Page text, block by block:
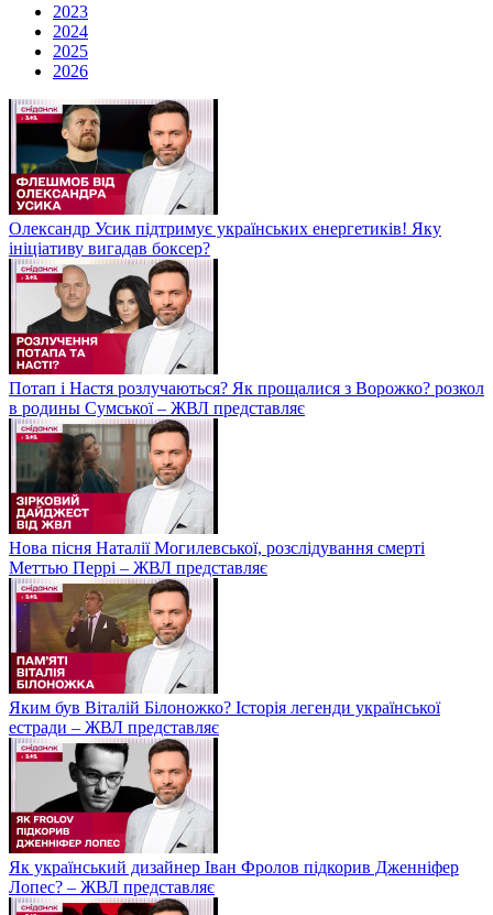
2023
2024
2025
2026
Олександр Усик підтримує українських енергетиків! Яку
ініціативу вигадав боксер?
Потап і Настя розлучаються? Як прощалися з Ворожко? розкол
в родины Сумської – ЖВЛ представляє
Нова пісня Наталії Могилевської, розслідування смерті
Меттью Перрі – ЖВЛ представляє
Яким був Віталій Білоножко? Історія легенди української
естради – ЖВЛ представляє
Як український дизайнер Іван Фролов підкорив Дженніфер
Лопес? – ЖВЛ представляє